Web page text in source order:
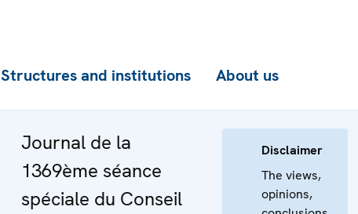
Structures and institutions About us
Journal de la
1369ème séance
spéciale du Conseil
Disclaimer
The views,
opinions,